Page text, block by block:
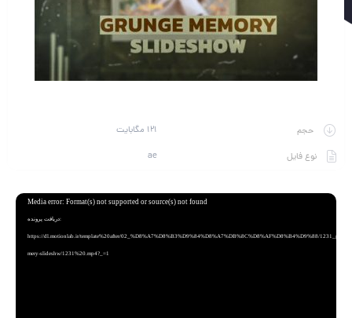
حجم 121 مگابایت
نوع فایل ae
نمایشگر
Media error: Format(s) not supported or source(s) not found
دریافت پرونده:
https://dl.motionlab.ir/template%20after/02_%D8%A7%D8%B3%D9%84%D8%A7%DB%8C%D8%AF%D8%B4%D9%88/
mery-slideshw/1231%20.mp4?_=1